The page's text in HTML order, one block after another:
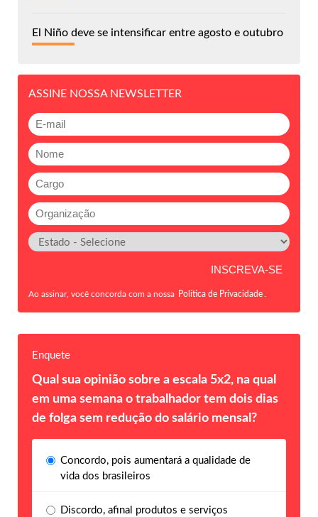
El Niño deve se intensificar entre agosto e outubro
ASSINE NOSSA NEWSLETTER
Ao assinar, você concorda com a nossa Política de Privacidade
Enquete
Qual sua opinião sobre a escala 5x2, na qual
em uma semana o trabalhador tem dois dias
de folga sem redução do salário mensal?
Concordo, pois aumentará a qualidade de
vida dos brasileiros
Discordo, afinal produtos e serviços